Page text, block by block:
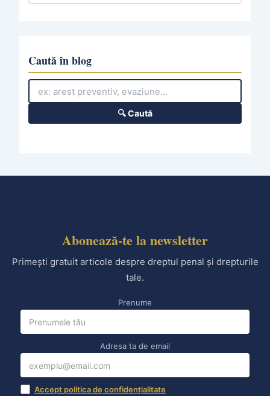
c
e
s
Caută în blog
🔍 Caută
Abonează-te la newsletter
Primești gratuit articole despre dreptul penal și drepturile
tale.
Prenume
Adresa ta de email
Accept politica de confidențialitate